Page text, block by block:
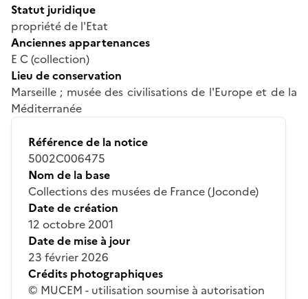
Statut juridique
propriété de l'Etat
Anciennes appartenances
E C (collection)
Lieu de conservation
Marseille ; musée des civilisations de l'Europe et de la
Méditerranée
Référence de la notice
5002C006475
Nom de la base
Collections des musées de France (Joconde)
Date de création
12 octobre 2001
Date de mise à jour
23 février 2026
Crédits photographiques
© MUCEM - utilisation soumise à autorisation